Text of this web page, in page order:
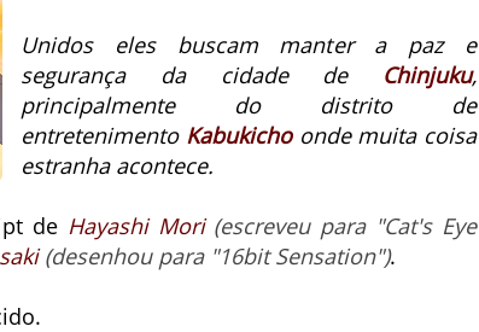
Unidos eles buscam manter a paz e
segurança da cidade de Chinjuku,
principalmente do distrito de
entretenimento Kabukichoonde muita coisa
estranha acontece.
de Hayashi Mori (escreveu para "Cat's Eye
(desenhou para "16bit Sensation").